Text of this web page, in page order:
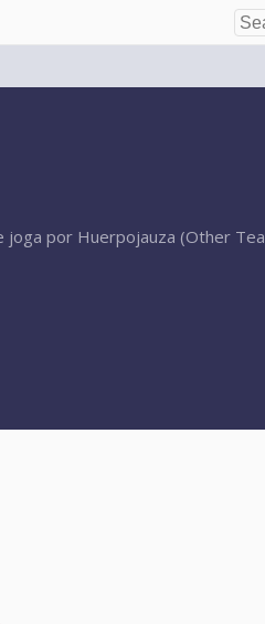
joga por Huerpojauza (Other